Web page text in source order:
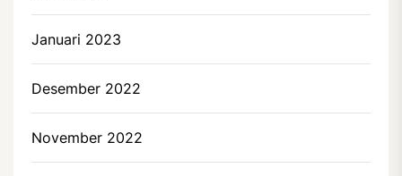
Januari 2023
Desember 2022
November 2022